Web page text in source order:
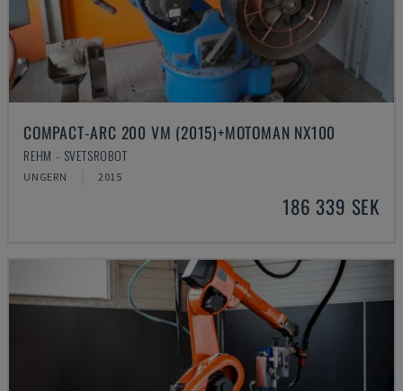
COMPACT-ARC 200 VM (2015)+MOTOMAN NX100
REHM - SVETSROBOT
UNGERN 2015
186 339 SEK